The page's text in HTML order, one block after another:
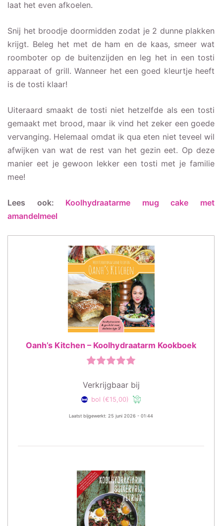
laat het even afkoelen.
Snij het broodje doormidden zodat je 2 dunne plakken
krijgt. Beleg het met de ham en de kaas, smeer wat
roomboter op de buitenzijden en leg het in een tosti
apparaat of grill. Wanneer het een goed kleurtje heeft
is de tosti klaar!
Uiteraard smaakt de tosti niet hetzelfde als een tosti
gemaakt met brood, maar ik vind het zeker een goede
vervanging. Helemaal omdat ik qua eten niet teveel wil
afwijken van wat de rest van het gezin eet. Op deze
manier eet je gewoon lekker een tosti met je familie
mee!
Lees ook: Koolhydraatarme mug cake met
amandelmeel
Oanh’s Kitchen – Koolhydraatarm Kookboek
Verkrijgbaar bij
bol (€15,00)
Laatst bijgewerkt: 25 juni 2026 - 01:44